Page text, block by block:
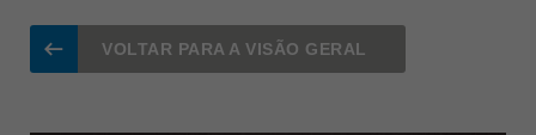
Österreich
deutsch
VOLTAR PARA A VISÃO GERAL